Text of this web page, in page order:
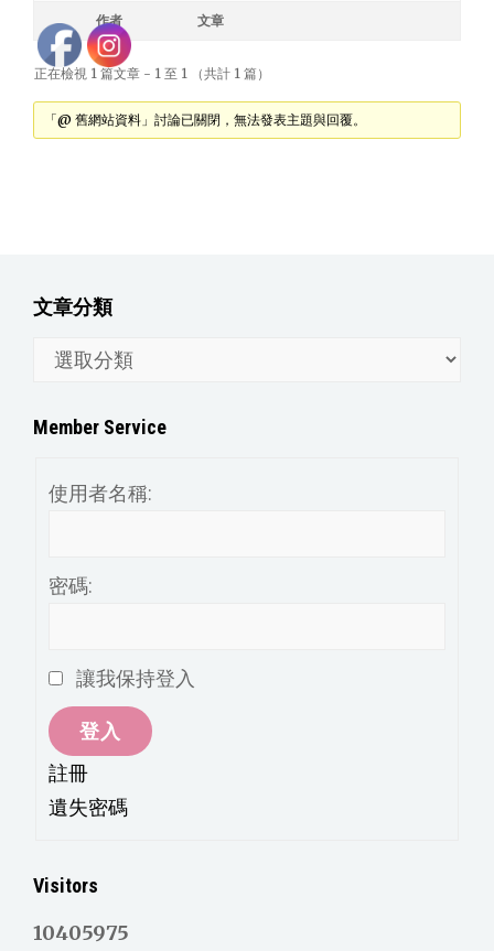
作者 文章
正在檢視 1 篇文章 - 1 至 1 （共計 1 篇）
「@ 舊網站資料」討論已關閉，無法發表主題與回覆。
文章分類
分
Member Service
使用者名稱:
密碼:
讓我保持登入
登入
註冊
遺失密碼
Visitors
10405975